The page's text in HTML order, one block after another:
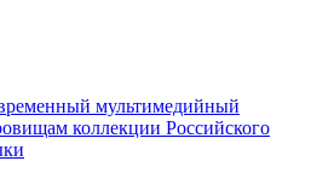
мультимедийный
коллекции Российского